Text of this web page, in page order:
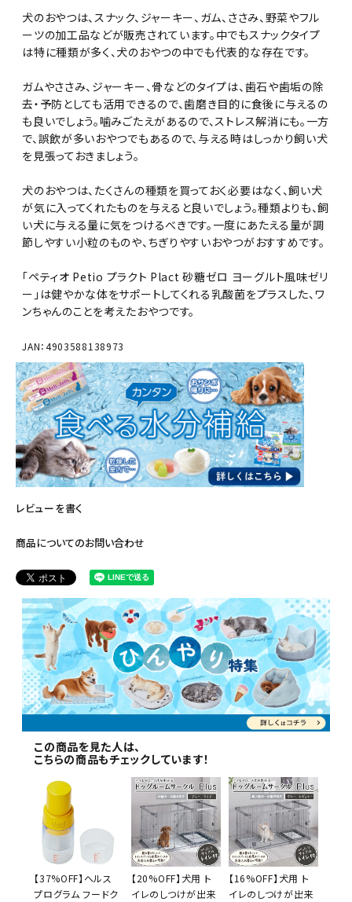
犬のおやつは、スナック、ジャーキー、ガム、ささみ、野菜やフル
ーツの加工品などが販売されています。中でもスナックタイプ
は特に種類が多く、犬のおやつの中でも代表的な存在です。
ガムやささみ、ジャーキー、骨などのタイプは、歯石や歯垢の除
去・予防としても活用できるので、歯磨き目的に食後に与えるの
も良いでしょう。噛みごたえがあるので、ストレス解消にも。一方
で、誤飲が多いおやつでもあるので、与える時はしっかり飼い犬
を見張っておきましょう。
犬のおやつは、たくさんの種類を買っておく必要はなく、飼い犬
が気に入ってくれたものを与えると良いでしょう。種類よりも、飼
い犬に与える量に気をつけるべきです。一度にあたえる量が調
節しやすい小粒のものや、ちぎりやすいおやつがおすすめです。
「ペティオ Petio プラクト Plact 砂糖ゼロ ヨーグルト風味ゼリ
ー」は健やかな体をサポートしてくれる乳酸菌をプラスした、ワ
ンちゃんのことを考えたおやつです。
JAN：4903588138973
レビューを書く
商品についてのお問い合わせ
この商品を見た人は、
こちらの商品もチェックしています！
【37%OFF】ヘルス
プログラム フードク
【20%OFF】犬用 ト
イレのしつけが出来
【16%OFF】犬用 ト
イレのしつけが出来